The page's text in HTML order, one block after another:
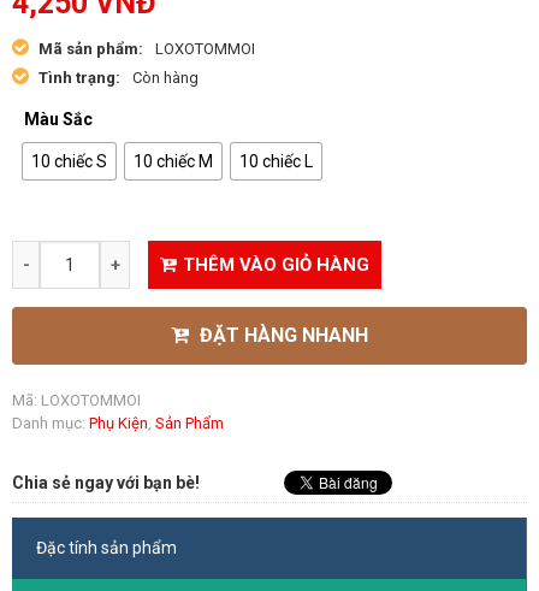
Mã sản phẩm:
LOXOTOMMOI
Tình trạng:
Còn hàng
Màu Sắc
10 chiếc S 10 chiếc M 10 chiếc L
THÊM VÀO GIỎ HÀNG
ĐẶT HÀNG NHANH
Mã: LOXOTOMMOI
Danh mục: Phụ Kiện, Sản Phẩm
Chia sẻ ngay với bạn bè!
Đặc tính sản phẩm